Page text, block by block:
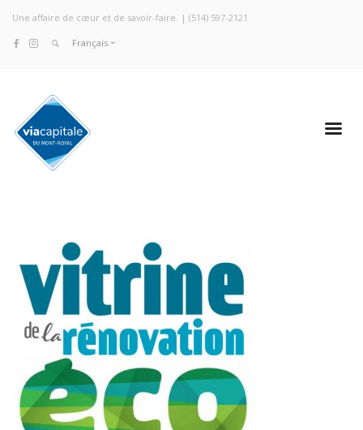
Une affaire de cœur et de savoir-faire. | (514) 597-2121
Français